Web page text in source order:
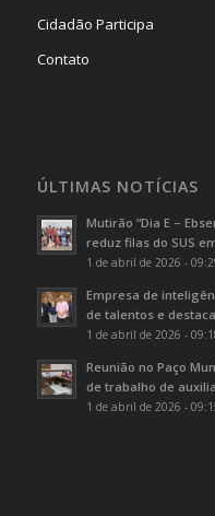
Cidadão Participa
Contato
ÚLTIMAS NOTÍCIAS
Mutirão “Dia E –
reduz filas do SUS
1 de abril de 2026 -
Empresa de
de talentos e
1 de abril de 2026 -
Reunião no Paço
de trabalho de
1 de abril de 2026 -